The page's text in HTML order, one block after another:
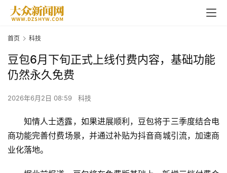
首页 科技
豆包6月下旬正式上线付费内容，基础功能
仍然永久免费
2026年6月2日 08:59 科技
知情人士透露，如果进展顺利，豆包将于三季度结合电
商功能完善付费场景，并通过补贴为抖音商城引流，加速商
业化落地。